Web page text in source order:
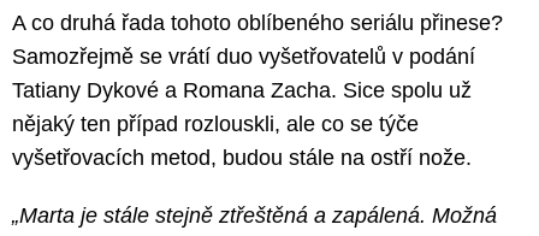
A co druhá řada tohoto oblíbeného seriálu přinese?
Samozřejmě se vrátí duo vyšetřovatelů v podání
Tatiany Dykové a Romana Zacha. Sice spolu už
nějaký ten případ rozlouskli, ale co se týče
vyšetřovacích metod, budou stále na ostří nože.
„Marta je stále stejně ztřeštěná a zapálená. Možná